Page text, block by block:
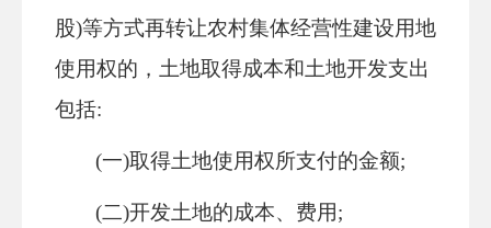
股)等方式再转让农村集体经营性建设用地
使用权的，土地取得成本和土地开发支出
包括:
(一)取得土地使用权所支付的金额;
(二)开发土地的成本、费用;